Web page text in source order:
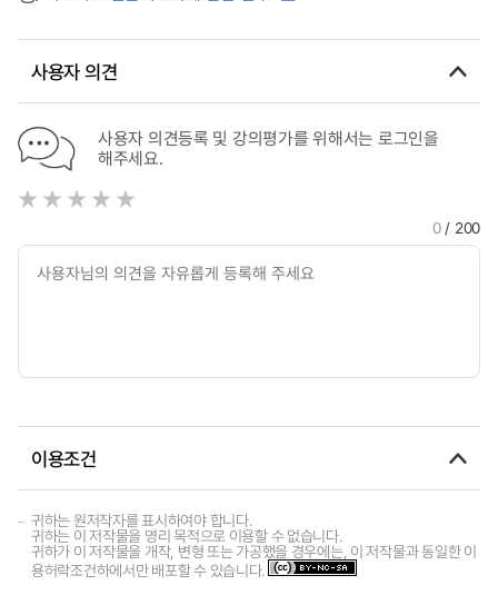
사용자 의견
사용자 의견등록 및 강의평가를 위해서는 로그인을
해주세요.
0/ 200
이용조건
귀하는 원저작자를 표시하여야 합니다.
귀하는 이 저작물을 영리 목적으로 이용할 수 없습니다.
귀하가 이 저작물을 개작, 변형 또는 가공했을 경우에는, 이 저작물과 동일한 이
용허락조건하에서만 배포할 수 있습니다.